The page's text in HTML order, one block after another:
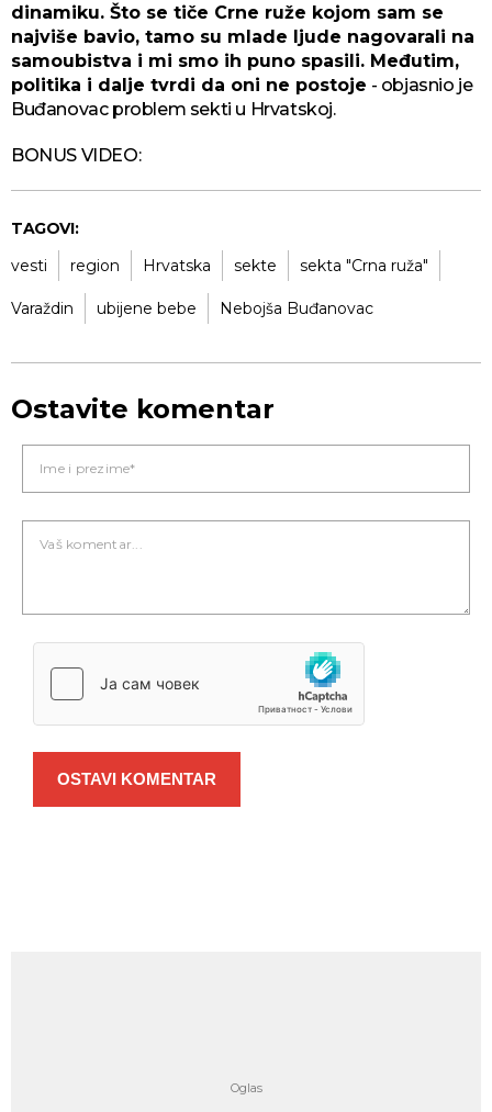
dinamiku. Što se tiče Crne ruže kojom sam se
najviše bavio, tamo su mlade ljude nagovarali na
samoubistva i mi smo ih puno spasili. Međutim,
politika i dalje tvrdi da oni ne postoje - objasnio je
Buđanovac problem sekti u Hrvatskoj.
BONUS VIDEO:
TAGOVI:
vesti
region Hrvatska sekte sekta "Crna ruža"
Varaždin ubijene bebe Nebojša Buđanovac
Ostavite komentar
OSTAVI KOMENTAR